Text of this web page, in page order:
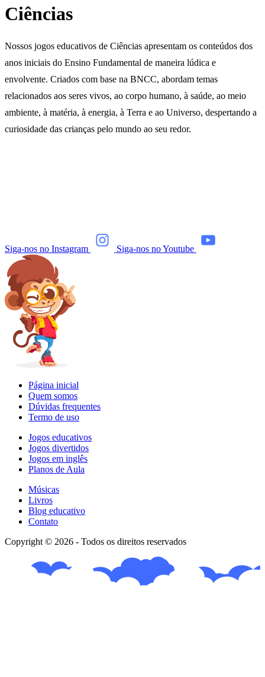
Ciências
Nossos jogos educativos de Ciências apresentam os conteúdos dos
anos iniciais do Ensino Fundamental de maneira lúdica e
envolvente. Criados com base na BNCC, abordam temas
relacionados aos seres vivos, ao corpo humano, à saúde, ao meio
ambiente, à matéria, à energia, à Terra e ao Universo, despertando a
curiosidade das crianças pelo mundo ao seu redor.
Siga-nos no Instagram Siga-nos no Youtube
Página inicial
Quem somos
Dúvidas frequentes
Termo de uso
Jogos educativos
Jogos divertidos
Jogos em inglês
Planos de Aula
Músicas
Livros
Blog educativo
Contato
Copyright © 2026 - Todos os direitos reservados